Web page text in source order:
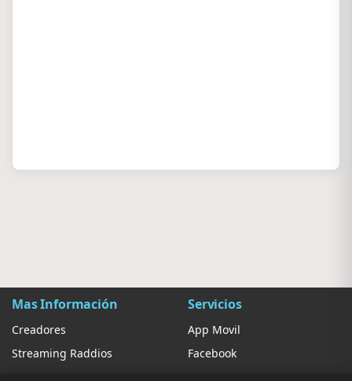
Mas Información
Creadores
Streaming Raddios
Servicios
App Movil
Facebook